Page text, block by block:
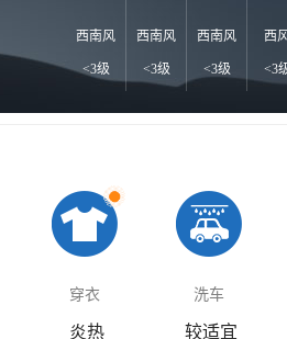
西南风
<3级
西南风
<3级
西南风
<3级
西
<3
穿衣 洗车
炎热 较适宜